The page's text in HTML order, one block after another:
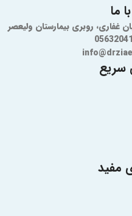
ما
غفاری، روبری بیمارستان ولیعصر
سریع
مفید